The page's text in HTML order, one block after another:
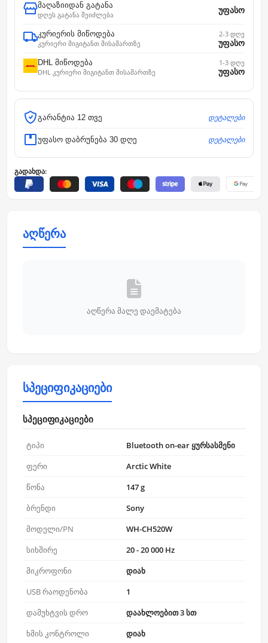
მაღაზიიდან გატანა
დღეს გატანა შეიძლება
უფასო
კურიერის მიწოდება
კურიერი მიგიტანთ მისამართზე
2-3 დღე
უფასო
DHL მიწოდება
DHL კურიერი მიგიტანთ მისამართზე
1-3 დღე
უფასო
გარანტია 12 თვე დეტალები
უფასო დაბრუნება 30 დღე დეტალები
გადახდა:
აღწერა
აღწერა მალე დაემატება
სპეციფიკაციები
სპეციფიკაციები
ტიპი
Bluetooth on-ear ყურსასმენი
ფერი
Arctic White
წონა
147 g
ბრენდი
Sony
მოდელი/PN
WH-CH520W
სიხშირე
20 - 20 000 Hz
მიკროფონი
დიახ
USB რაოდენობა
1
დამუხტვის დრო
დაახლოებით 3 სთ
ხმის კონტროლი
დიახ